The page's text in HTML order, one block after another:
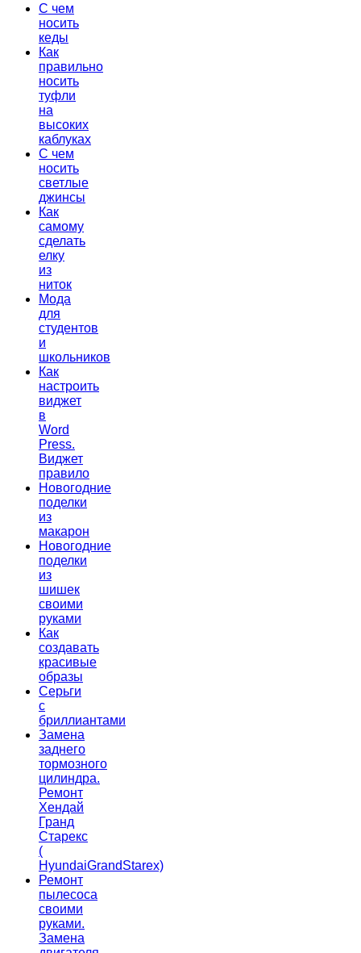
С чем
носить
кеды
Как
правильно
носить
туфли
на
высоких
каблуках
С чем
носить
светлые
джинсы
Как
самому
сделать
елку
из
ниток
Мода
для
студентов
и
школьников
Как
настроить
виджет
в
Word
Press.
Виджет
правило
Новогодние
поделки
из
макарон
Новогодние
поделки
из
шишек
своими
руками
Как
создавать
красивые
образы
Серьги
с
бриллиантами
Замена
заднего
тормозного
цилиндра.
Ремонт
Хендай
Гранд
Старекс
(
HyundaiGrandStarex)
Ремонт
пылесоса
своими
руками.
Замена